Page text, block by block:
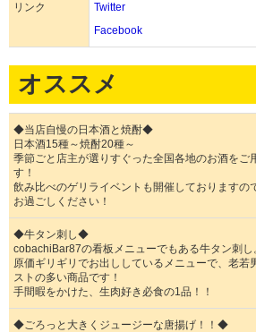
リンク
Twitter
Facebook
オススメ
◆当店自慢の日本酒と焼酎◆
日本酒15種～焼酎20種～
季節ごと店主が選りすぐった全国各地のお酒をご
す！
飲み比べのゲリライベントも開催しておりますの
お過ごしください！
◆牛タン刺し◆
cobachiBar87の看板メニューでもある牛タン刺し
原価ギリギリでお出ししているメニューで、老若
ストの多い商品です！
手間暇をかけた、生肉好き必食の1品！！
◆ごろっと大きくジュージーな唐揚げ！！◆